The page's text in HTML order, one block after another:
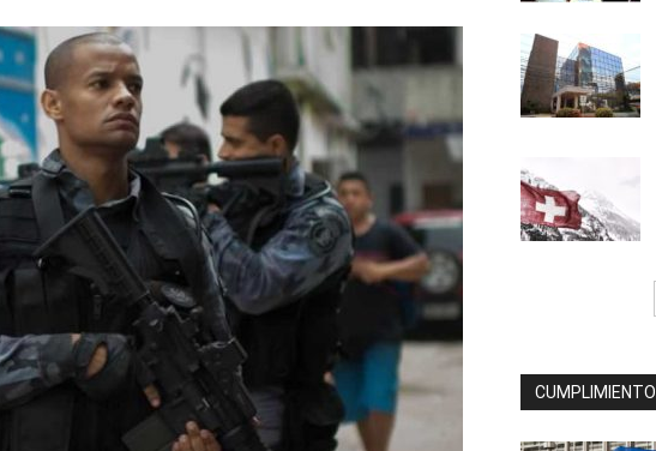
CUMPLIMIENTO